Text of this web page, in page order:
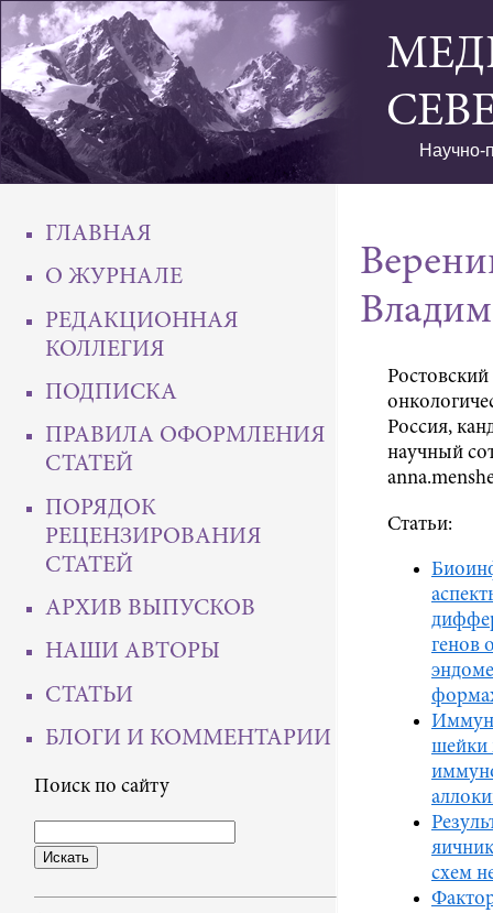
Научно-
ГЛАВНАЯ
О ЖУРНАЛЕ
РЕДАКЦИОННАЯ
КОЛЛЕГИЯ
ПОДПИСКА
ПРАВИЛА ОФОРМЛЕНИЯ
СТАТЕЙ
ПОРЯДОК
РЕЦЕНЗИРОВАНИЯ
СТАТЕЙ
АРХИВ ВЫПУСКОВ
НАШИ АВТОРЫ
СТАТЬИ
БЛОГИ И КОММЕНТАРИИ
Поиск по сайту
Ростовский
Россия,
научный
Статьи:
генов
шейки
схем